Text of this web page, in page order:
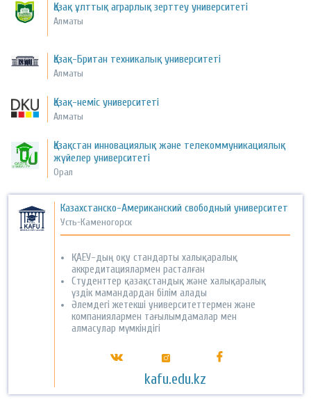
Қазақ ұлттық аграрлық зерттеу университеті
Алматы
Қазақ-Британ техникалық университеті
Алматы
Қазақ-неміс университеті
Алматы
Қазақстан инновациялық және телекоммуникациялық
жүйелер университеті
Орал
Казахстанско-Американский свободный университет
Усть-Каменогорск
ҚАЕУ-дың оқу стандарты халықаралық
аккредитациялармен расталған
Студенттер қазақстандық және халықаралық
үздік мамандардан білім алады
Әлемдегі жетекші университеттермен және
компаниялармен тағылымдамалар мен
алмасулар мүмкіндігі
kafu.edu.kz